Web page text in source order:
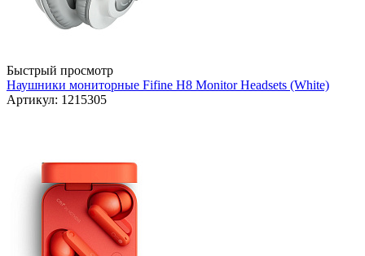
Быстрый просмотр
Наушники мониторные Fifine H8 Monitor Headsets (White)
Артикул: 1215305